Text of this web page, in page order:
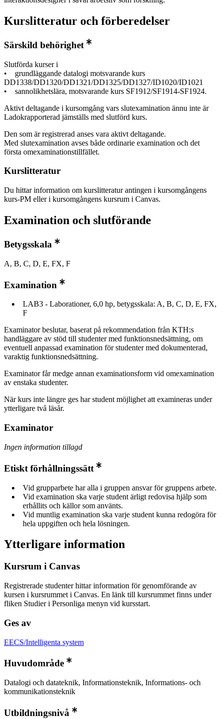
Kurslitteratur och förberedelser
Särskild behörighet
Slutförda kurser i
• grundläggande datalogi motsvarande kurs
DD1338/DD1320/DD1321/DD1325/DD1327/ID1020/ID1021
• sannolikhetslära, motsvarande kurs SF1912/SF1914-SF1924.
Aktivt deltagande i kursomgång vars slutexamination ännu inte är
Ladokrapporterad jämställs med slutförd kurs.
Den som är registrerad anses vara aktivt deltagande.
Med slutexamination avses både ordinarie examination och det
första omexaminationstillfället.
Kurslitteratur
Du hittar information om kurslitteratur antingen i kursomgångens
kurs-PM eller i kursomgångens kursrum i Canvas.
Examination och slutförande
Betygsskala
A, B, C, D, E, FX, F
Examination
LAB3 - Laborationer, 6,0 hp, betygsskala: A, B, C, D, E, FX,
F
Examinator beslutar, baserat på rekommendation från KTH:s
handläggare av stöd till studenter med funktionsnedsättning, om
eventuell anpassad examination för studenter med dokumenterad,
varaktig funktionsnedsättning.
Examinator får medge annan examinationsform vid omexamination
av enstaka studenter.
När kurs inte längre ges har student möjlighet att examineras under
ytterligare två läsår.
Examinator
Ingen information tillagd
Etiskt förhållningssätt
Vid grupparbete har alla i gruppen ansvar för gruppens arbete.
Vid examination ska varje student ärligt redovisa hjälp som
erhållits och källor som använts.
Vid muntlig examination ska varje student kunna redogöra för
hela uppgiften och hela lösningen.
Ytterligare information
Kursrum i Canvas
Registrerade studenter hittar information för genomförande av
kursen i kursrummet i Canvas. En länk till kursrummet finns under
fliken Studier i Personliga menyn vid kursstart.
Ges av
EECS/Intelligenta system
Huvudområde
Datalogi och datateknik, Informationsteknik, Informations- och
kommunikationsteknik
Utbildningsnivå